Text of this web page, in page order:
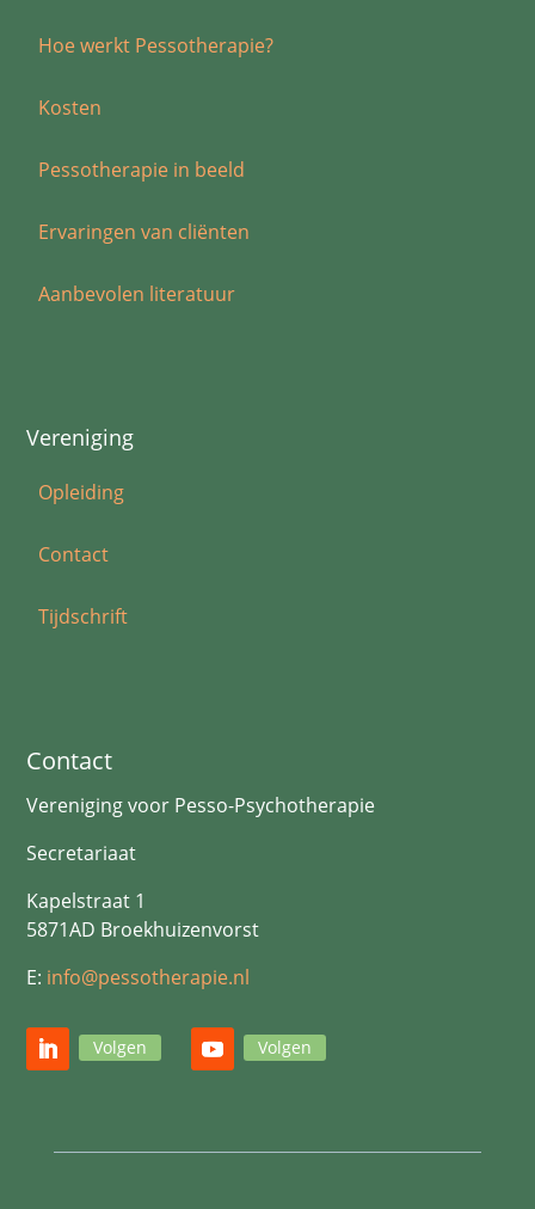
Hoe werkt Pessotherapie?
Kosten
Pessotherapie in beeld
Ervaringen van cliënten
Aanbevolen literatuur
Vereniging
Opleiding
Contact
Tijdschrift
Contact
Vereniging voor Pesso-Psychotherapie
Secretariaat
Kapelstraat 1
5871AD Broekhuizenvorst
E: info@pessotherapie.nl
Volgen Volgen